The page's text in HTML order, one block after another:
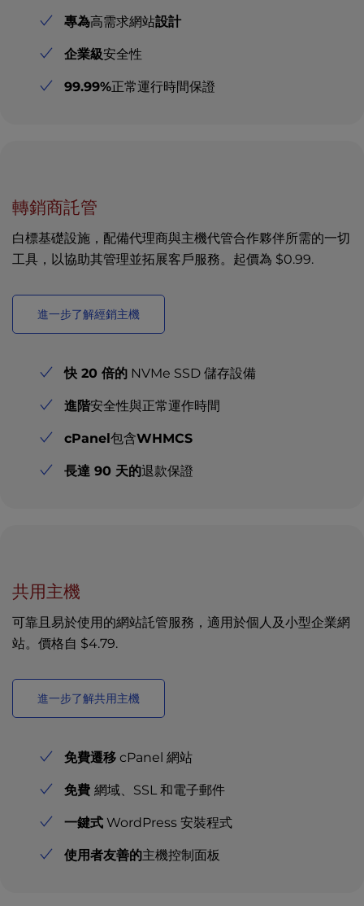
專為高需求網站設計
企業級安全性
99.99%正常運行時間保證
轉銷商託管
白標基礎設施，配備代理商與主機代管合作夥伴所需的一切
工具，以協助其管理並拓展客戶服務。起價為 $0.99.
進一步了解經銷主機
快 20 倍的 NVMe SSD 儲存設備
進階安全性與正常運作時間
cPanel 包含WHMCS
長達 90 天的退款保證
共用主機
可靠且易於使用的網站託管服務，適用於個人及小型企業網
站。價格自 $4.79.
進一步了解共用主機
免費遷移 cPanel 網站
免費 網域、SSL 和電子郵件
一鍵式 WordPress 安裝程式
使用者友善的主機控制面板